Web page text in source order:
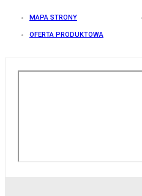
MAPA STRONY
OFERTA PRODUKTOWA